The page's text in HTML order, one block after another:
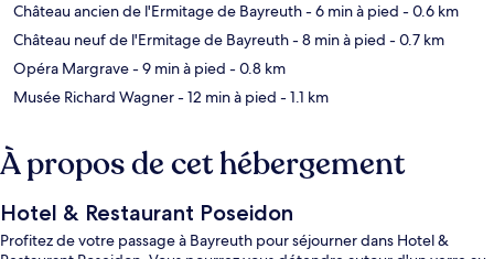
Château ancien de l'Ermitage de Bayreuth- 6 min à pied - 0.6 km
Château neuf de l'Ermitage de Bayreuth- 8 min à pied - 0.7 km
Opéra Margrave- 9 min à pied - 0.8 km
Musée Richard Wagner- 12 min à pied - 1.1 km
À propos de cet hébergement
Hotel & Restaurant Poseidon
Profitez de votre passage à Bayreuth pour séjourner dans Hotel &